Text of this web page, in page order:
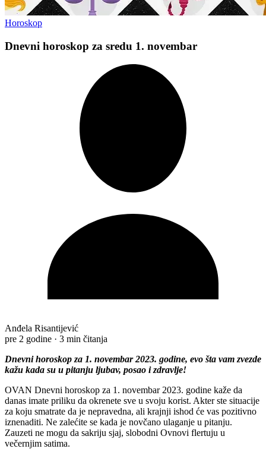
Horoskop
Dnevni horoskop za sredu 1. novembar
Anđela Risantijević
pre 2 godine · 3 min čitanja
Dnevni horoskop za 1. novembar 2023. godine, evo šta vam zvezde
kažu kada su u pitanju ljubav, posao i zdravlje!
OVAN Dnevni horoskop za 1. novembar 2023. godine kaže da
danas imate priliku da okrenete sve u svoju korist. Akter ste situacije
za koju smatrate da je nepravedna, ali krajnji ishod će vas pozitivno
iznenaditi. Ne zalećite se kada je novčano ulaganje u pitanju.
Zauzeti ne mogu da sakriju sjaj, slobodni Ovnovi flertuju u
večernjim satima.